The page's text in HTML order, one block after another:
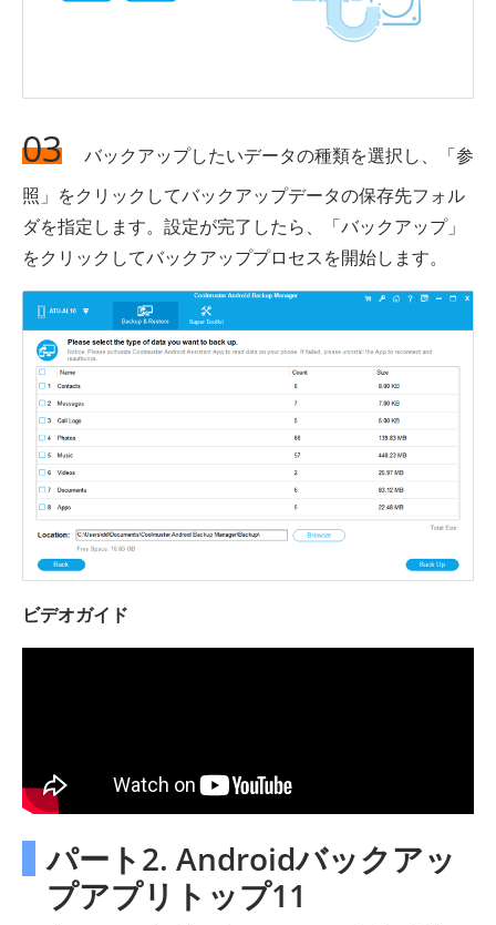
03
バックアップしたいデータの種類を選択し、「参
照」をクリックしてバックアップデータの保存先フォル
ダを指定します。設定が完了したら、「バックアップ」
をクリックしてバックアッププロセスを開始します。
ビデオガイド
パート2. Androidバックアッ
プアプリトップ11